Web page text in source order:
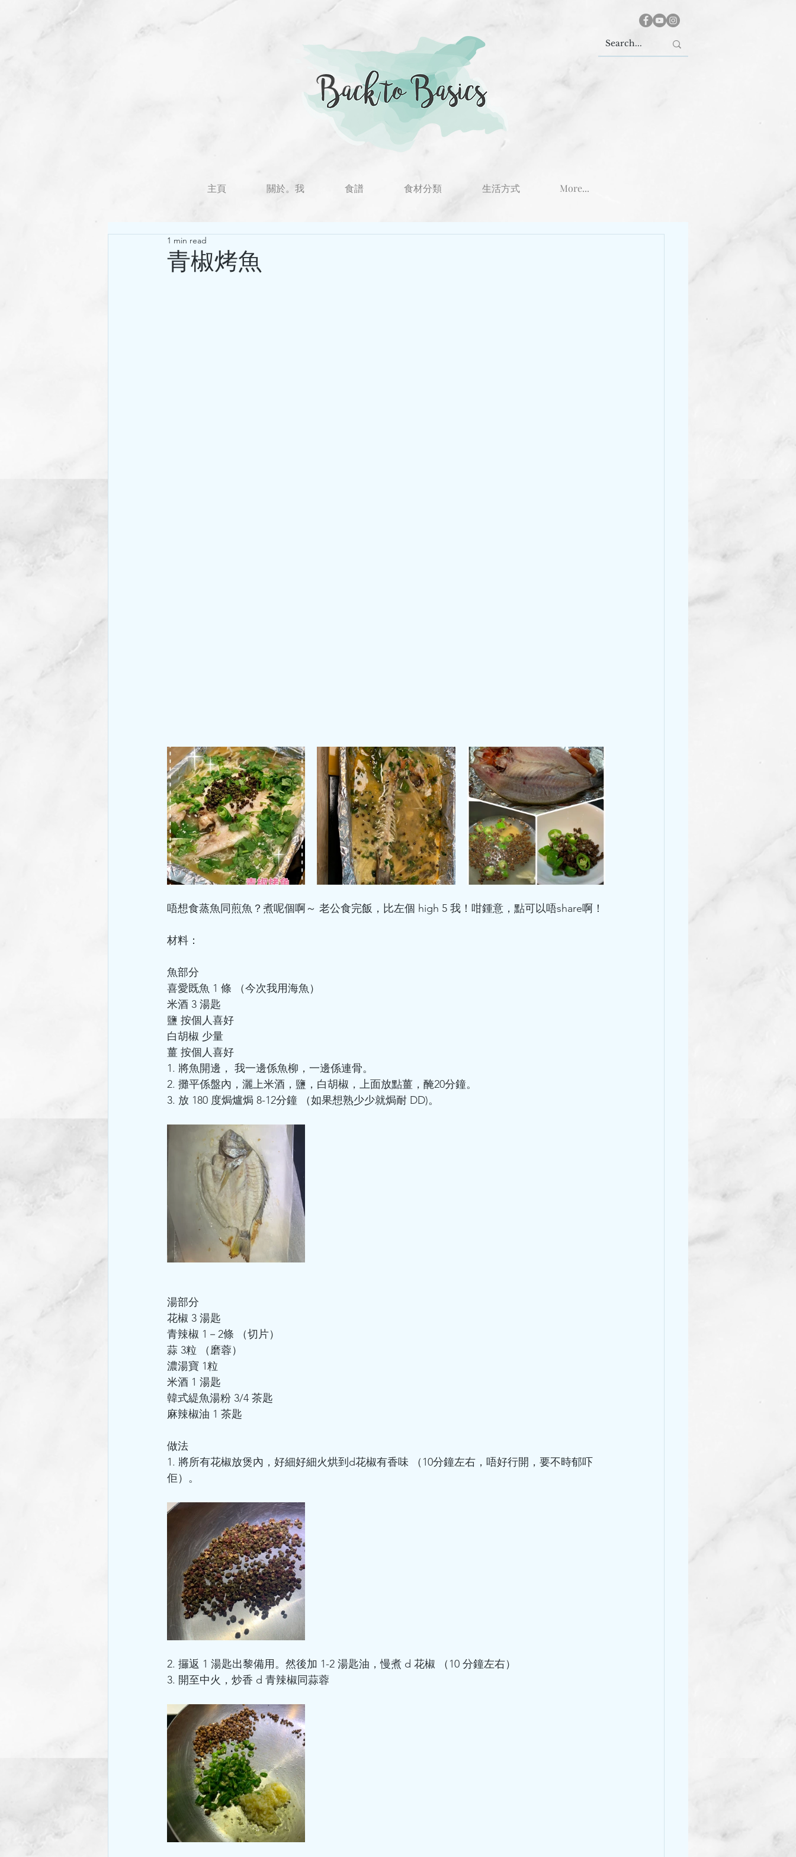
主頁 關於。我 食譜 食材分類 生活方式 More...
青椒烤魚
1 min read
唔想食蒸魚同煎魚？煮呢個啊～ 老公食完飯，比左個 high 5 我！咁鍾意，點可以唔share啊！
材料：
魚部分
喜愛既魚 1 條 （今次我用海魚）
米酒 3 湯匙
鹽 按個人喜好
白胡椒 少量
薑 按個人喜好
1. 將魚開邊， 我一邊係魚柳，一邊係連骨。
2. 攤平係盤內，灑上米酒，鹽，白胡椒，上面放點薑，醃20分鐘。
3. 放 180 度焗爐焗 8-12分鐘 （如果想熟少少就焗耐 DD)。
湯部分
花椒 3 湯匙
青辣椒 1－2條 （切片）
蒜 3粒 （磨蓉）
濃湯寶 1粒
米酒 1 湯匙
韓式緹魚湯粉 3/4 茶匙
麻辣椒油 1 茶匙
做法
1. 將所有花椒放煲內，好細好細火烘到d花椒有香味 （10分鐘左右，唔好行開，要不時郁吓
佢）。
2. 攞返 1 湯匙出黎備用。然後加 1-2 湯匙油，慢煮 d 花椒 （10 分鐘左右）
3. 開至中火，炒香 d 青辣椒同蒜蓉